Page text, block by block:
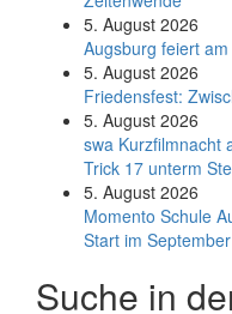
5. August 2026
Augsburg feiert
5. August 2026
Friedensfest:
5. August 2026
swa Kurz­film­nacht
Trick 17 unterm
5. August 2026
Momento Schule
Start im September
Suche in